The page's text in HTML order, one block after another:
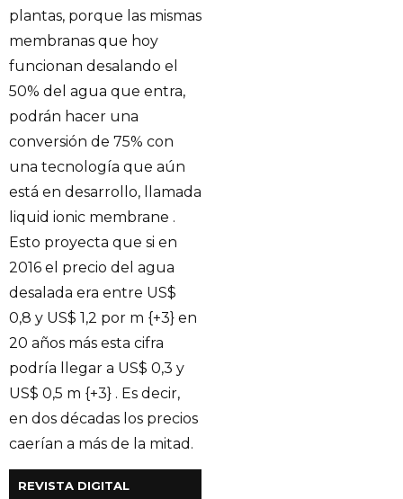
plantas, porque las mismas
membranas que hoy
funcionan desalando el
50% del agua que entra,
podrán hacer una
conversión de 75% con
una tecnología que aún
está en desarrollo, llamada
liquid ionic membrane .
Esto proyecta que si en
2016 el precio del agua
desalada era entre US$
0,8 y US$ 1,2 por m {+3} en
20 años más esta cifra
podría llegar a US$ 0,3 y
US$ 0,5 m {+3} . Es decir,
en dos décadas los precios
caerían a más de la mitad.
REVISTA DIGITAL